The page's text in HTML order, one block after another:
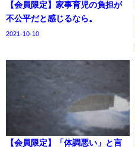
【会員限定】家事育児の負担が
不公平だと感じるなら。
2021-10-10
【会員限定】「体調悪い」と言